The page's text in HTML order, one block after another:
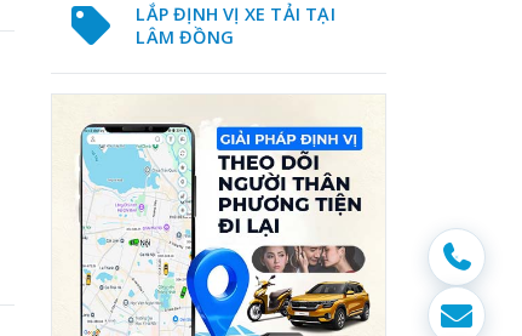
LẮP ĐỊNH VỊ XE TẢI TẠI
LÂM ĐỒNG